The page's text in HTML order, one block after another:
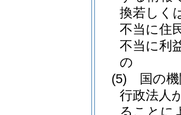
換若しく
不当に住
不当に利
の
(5)
国の
行政法人
ることに